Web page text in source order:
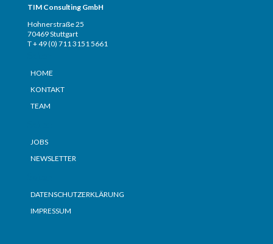
TIM Consulting GmbH
Hohnerstraße 25
70469 Stuttgart
T + 49 (0) 711 3151 5661
HOME
KONTAKT
TEAM
JOBS
NEWSLETTER
DATENSCHUTZERKLÄRUNG
IMPRESSUM